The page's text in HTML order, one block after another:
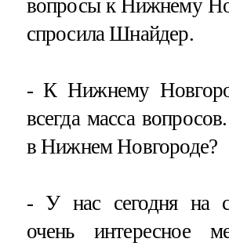
вопросы к Нижнему
спросила Шнайдер.
- К Нижнему
всегда масса
в Нижнем Новгороде?
- У нас сегодня на
очень интересное